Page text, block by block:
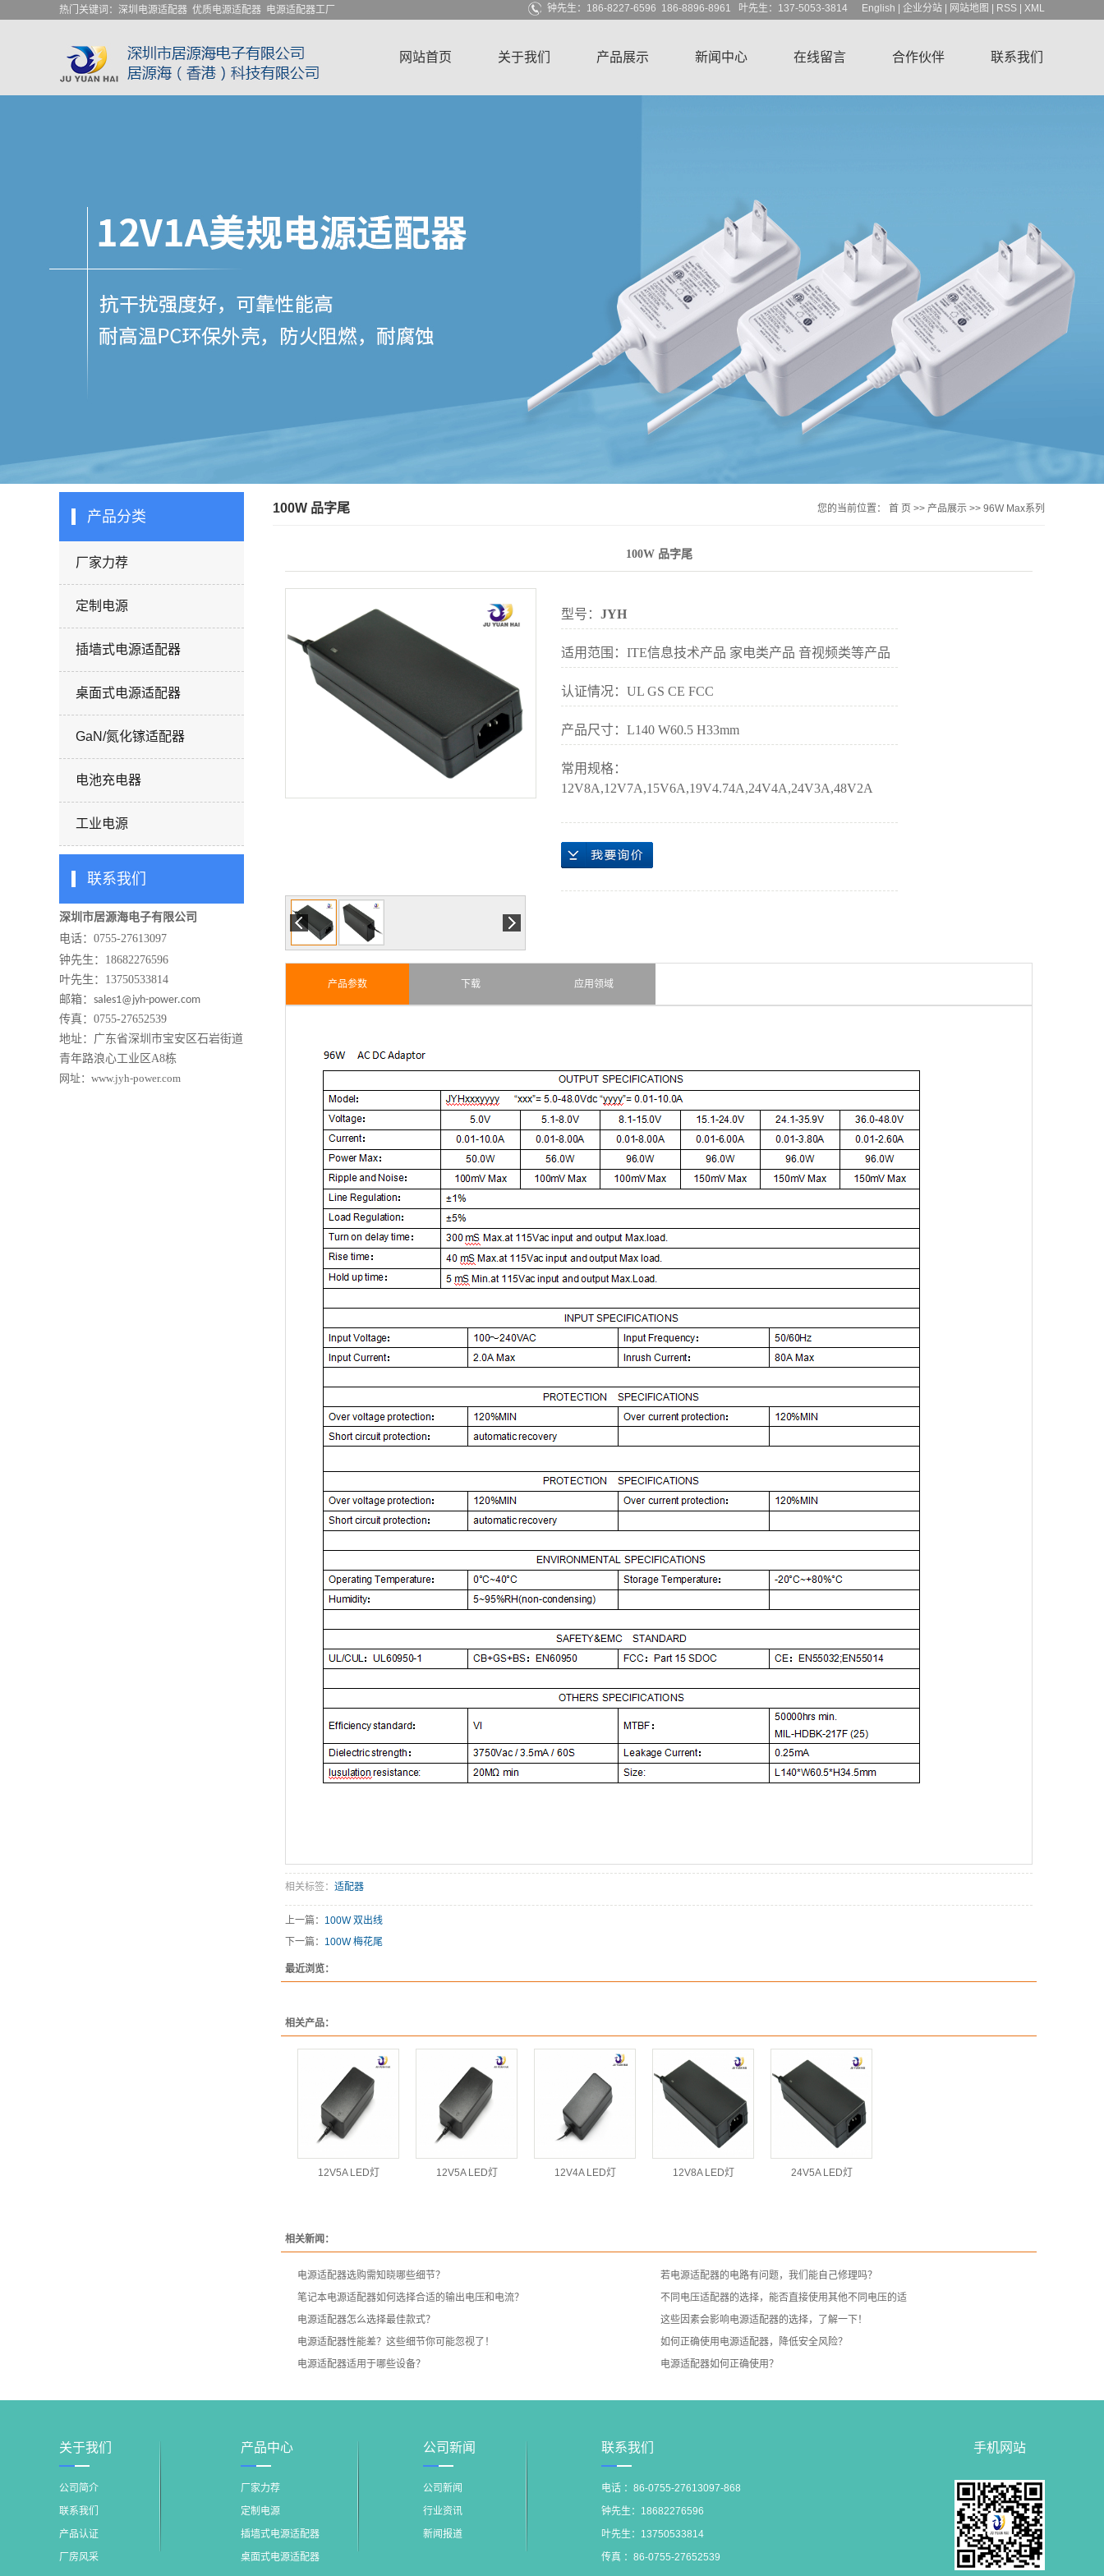
热门关键词： 深圳电源适配器 优质电源适配器 电源适配器工厂 钟先生：186-8227-6596 186-8896-8961 叶先生：137-5053-3814 English 企业分站 网站地图 RSS XML
网站首页 关于我们 产品展示 新闻中心 在线留言 合作伙伴 联系我们
产品分类
厂家力荐
定制电源
插墙式电源适配器
桌面式电源适配器
GaN/氮化镓适配器
电池充电器
工业电源
联系我们
深圳市居源海电子有限公司
电话：0755-27613097
钟先生： 18682276596
叶先生：13750533814
邮箱： sales1@jyh-power.com
传真：0755-27652539
地址：广东省深圳市宝安区石岩街道
青年路浪心工业区A8栋
网址： www.jyh-power.com
100W 品字尾 您的当前位置： 首 页 >> 产品展示 >> 96W Max系列
100W 品字尾
型号： JYH
适用范围： ITE信息技术产品 家电类产品 音视频类等产品
认证情况：UL GS CE FCC
产品尺寸：L140 W60.5 H33mm
常用规格：
12V8A,12V7A,15V6A,19V4.74A,24V4A,24V3A,48V2A
产品参数 下载 应用领域
相关标签： 适配器
上一篇： 100W 双出线
下一篇： 100W 梅花尾
最近浏览：
相关产品：
12V5A LED灯 12V5A LED灯 12V4A LED灯 12V8A LED灯 24V5A LED灯
相关新闻：
电源适配器选购需知晓哪些细节？
若电源适配器的电路有问题，我们能自己修理吗？
笔记本电源适配器如何选择合适的输出电压和电流？
不同电压适配器的选择，能否直接使用其他不同电压的适
电源适配器怎么选择最佳款式？
这些因素会影响电源适配器的选择，了解一下！
电源适配器性能差？这些细节你可能忽视了！
如何正确使用电源适配器，降低安全风险？
电源适配器适用于哪些设备？
电源适配器如何正确使用？
关于我们
公司简介
联系我们
产品认证
厂房风采
产品中心
厂家力荐
定制电源
插墙式电源适配器
桌面式电源适配器
公司新闻
公司新闻
行业资讯
新闻报道
联系我们
电话 ：86-0755-27613097-868
钟先生：18682276596
叶先生：13750533814
传真 ：86-0755-27652539
手机网站